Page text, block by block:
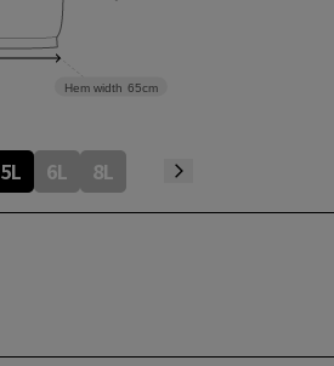
Hem width 65cm
5L 6L 8L